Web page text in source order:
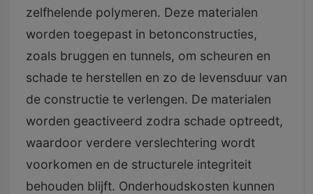
zelfhelende polymeren. Deze materialen
worden toegepast in betonconstructies,
zoals bruggen en tunnels, om scheuren en
schade te herstellen en zo de levensduur van
de constructie te verlengen. De materialen
worden geactiveerd zodra schade optreedt,
waardoor verdere verslechtering wordt
voorkomen en de structurele integriteit
behouden blijft. Onderhoudskosten kunnen